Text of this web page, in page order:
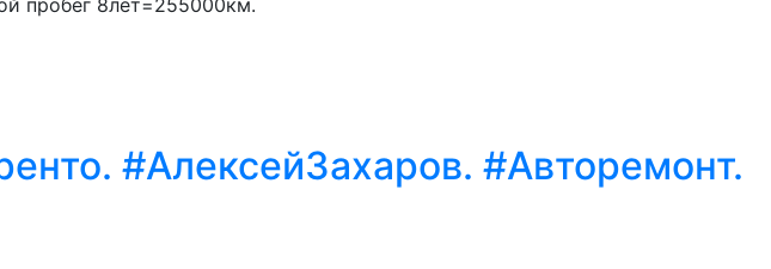
пробег 8лет=255000км.
#АлексейЗахаров. #Авторемонт.